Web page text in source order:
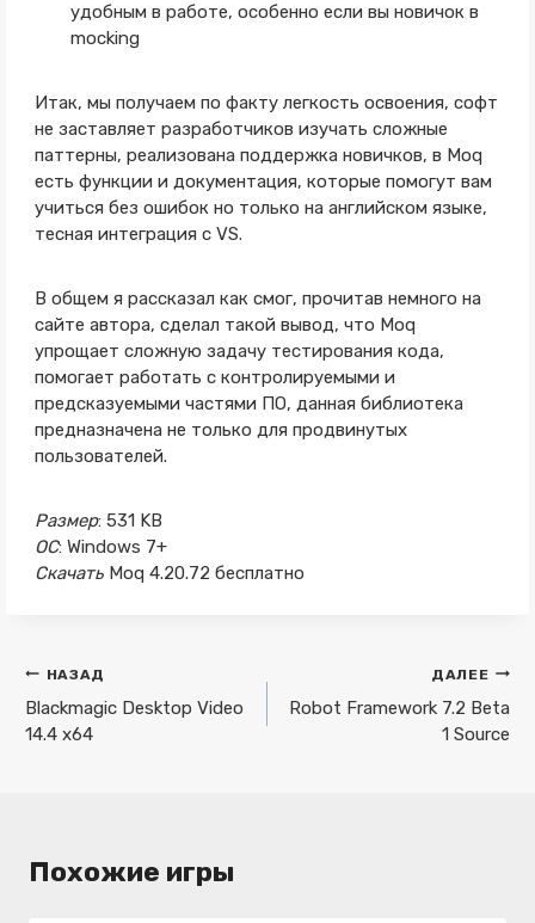
удобным в работе, особенно если вы новичок в
mocking
Итак, мы получаем по факту легкость освоения, софт
не заставляет разработчиков изучать сложные
паттерны, реализована поддержка новичков, в Moq
есть функции и документация, которые помогут вам
учиться без ошибок но только на английском языке,
тесная интеграция с VS.
В общем я рассказал как смог, прочитав немного на
сайте автора, сделал такой вывод, что Moq
упрощает сложную задачу тестирования кода,
помогает работать с контролируемыми и
предсказуемыми частями ПО, данная библиотека
предназначена не только для продвинутых
пользователей.
Размер: 531 KB
ОС: Windows 7+
Скачать Moq 4.20.72 бесплатно
Навигация
по
записям
НАЗАД
Blackmagic Desktop Video
14.4 x64
ДАЛЕЕ
Robot Framework 7.2 Beta
1 Source
Похожие игры